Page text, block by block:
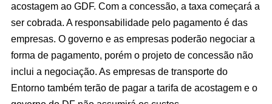
acostagem ao GDF. Com a concessão, a taxa começará a
ser cobrada. A responsabilidade pelo pagamento é das
empresas. O governo e as empresas poderão negociar a
forma de pagamento, porém o projeto de concessão não
inclui a negociação. As empresas de transporte do
Entorno também terão de pagar a tarifa de acostagem e o